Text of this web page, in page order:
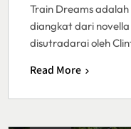
Train Dreams
diangkat dari novella
disutradarai oleh
Read More